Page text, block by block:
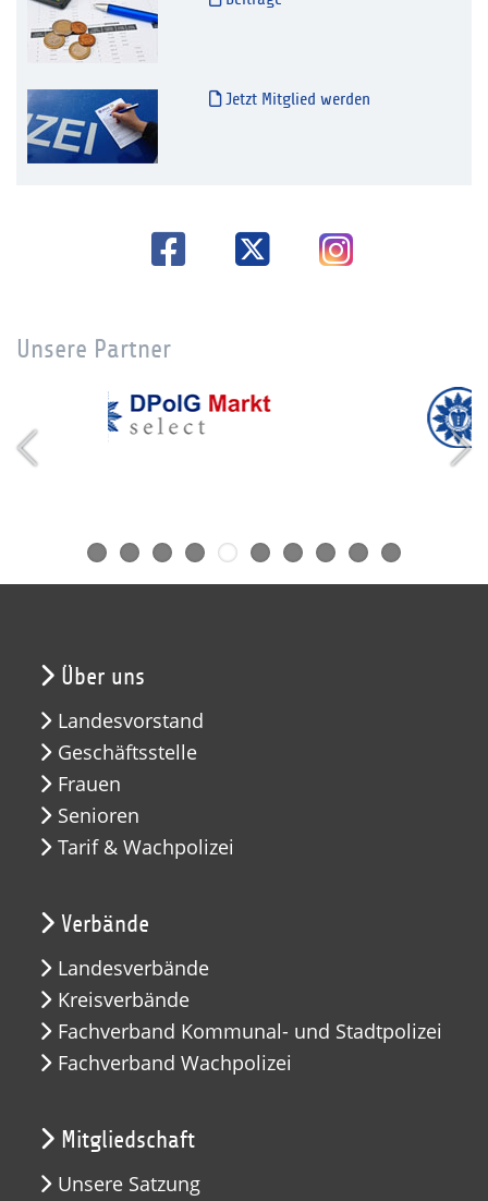
Jetzt Mitglied werden
Unsere Partner
Über uns
Landesvorstand
Geschäftsstelle
Frauen
Senioren
Tarif & Wachpolizei
Verbände
Landesverbände
Kreisverbände
Fachverband Kommunal- und Stadtpolizei
Fachverband Wachpolizei
Mitgliedschaft
Unsere Satzung